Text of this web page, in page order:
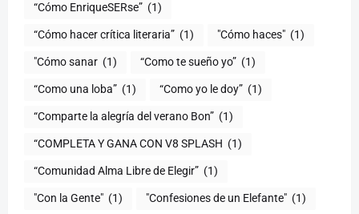
“Cómo EnriqueSERse” (1)
(1) "Cómo haces" (1)
"Cómo sanar (1) “Como te sueño yo” (1)
“Como una loba” (1) “Como yo le doy” (1)
“Comparte la alegría del verano Bon” (1)
“COMPLETA Y GANA CON V8 SPLASH (1)
“Comunidad Alma Libre de Elegir” (1)
"Con la Gente" (1) "Confesiones de un Elefante" (1)